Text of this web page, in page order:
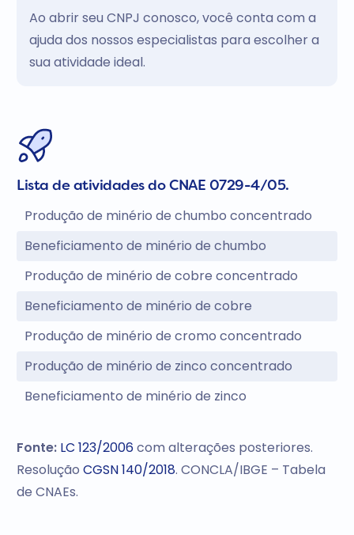
Ao abrir seu CNPJ conosco, você conta com a
ajuda dos nossos especialistas para escolher a
sua atividade ideal.
Lista de atividades do CNAE 0729-4/05.
Produção de minério de chumbo concentrado
Beneficiamento de minério de chumbo
Produção de minério de cobre concentrado
Beneficiamento de minério de cobre
Produção de minério de cromo concentrado
Produção de minério de zinco concentrado
Beneficiamento de minério de zinco
Fonte: LC 123/2006com alterações posteriores.
ResoluçãoCGSN 140/2018. CONCLA/IBGE – Tabela
de CNAEs.